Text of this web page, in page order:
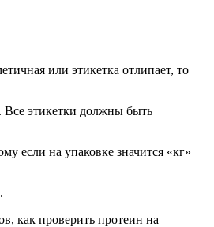
или этикетка отлипает, то
Все этикетки должны быть
если на упаковке значится «кг»
как проверить протеин на